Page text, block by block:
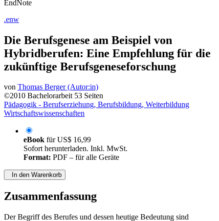
Die Berufsgenese am Beispiel von
Hybridberufen: Eine Empfehlung für die
zukünftige Berufsgeneseforschung
vonThomas Berger (Autor:in)
©2010 Bachelorarbeit 53 Seiten
Pädagogik - Berufserziehung, Berufsbildung, Weiterbildung
eBookfürUS$ 16,99
Sofort herunterladen. Inkl. MwSt.
Zusammenfassung